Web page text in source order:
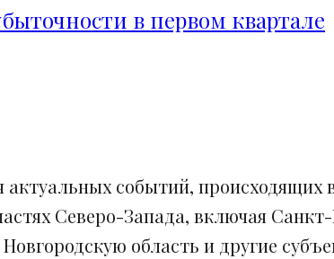
в первом квартале
событий, происходящих
Северо-Запада, включая
область и другие